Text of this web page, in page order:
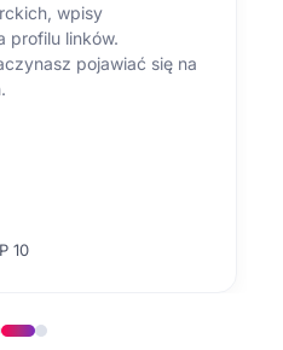
wpisy
profilu linków.
pojawiać się na
10